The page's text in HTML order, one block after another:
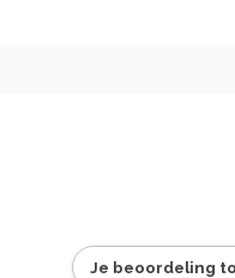
Je beoordeling